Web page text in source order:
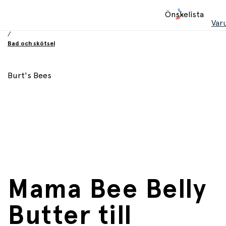
Önskelista
/
Bad och skötsel
Burt's Bees
Mama Bee Belly
Butter till